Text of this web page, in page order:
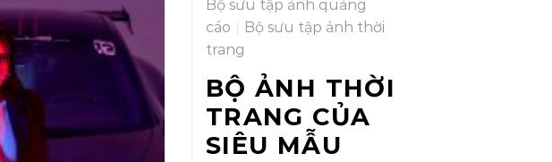
Bộ sưu tập ảnh quảng
cáo | Bộ sưu tập ảnh thời
trang
BỘ ẢNH THỜI
TRANG CỦA
SIÊU MẪU